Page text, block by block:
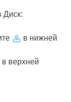
Диск:
в нижней
в верхней